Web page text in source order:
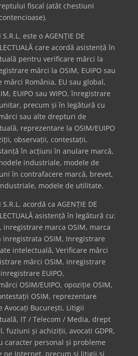
fiscal (atât chestiuni
S.R.L. este o AGENȚIE DE
care acordă asistență în
pentru verificare mărci la
mărci la OSIM, EUIPO sau
mărci România, EU sau global,
EUIPO sau WIPO, înregistrare
precum și în legătură cu
sau alte drepturi de
reprezentare la OSIM/EUIPO
observații, contestații,
în acțiuni în anulare marcă,
industriale, modele de
în contrafacere marcă, brevet,
modele de utilitate.
S.R.L. acordă ca AGENȚIE DE
asistență în legătură cu:
marca OSIM, marca
OSIM, Inregistrare
intelectuală, Verificare mărci
mărci OSIM, inregistrare
EUIPO,
OSIM/EUIPO, opoziție OSIM,
OSIM, reprezentare
Avocați București, Litigii
IT / Telecom / Media, drept
fuziuni și achiziții, avocati GDPR,
caracter personal și probleme
pe Internet, precum și litigii și